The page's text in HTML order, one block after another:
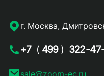
г. Москва,
+7 ( 499 ) 322-
sale@zoom-ec.ru